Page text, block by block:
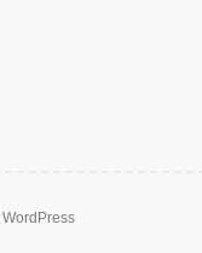
WordPress